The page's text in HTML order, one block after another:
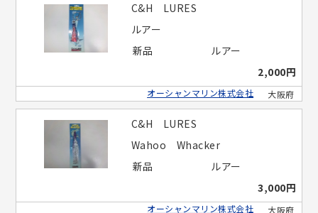
C&H LURES
ルアー
新品
ルアー
2,000円
大阪府
オーシャンマリン株式会社
C&H LURES
Wahoo Whacker
新品
ルアー
3,000円
大阪府
オーシャンマリン株式会社